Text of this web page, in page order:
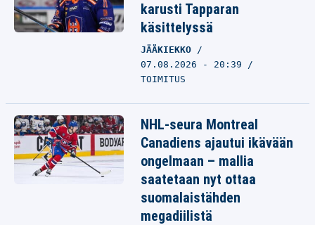
karusti Tapparan
käsittelyssä
JÄÄKIEKKO
07.08.2026 - 20:39
TOIMITUS
NHL-seura Montreal
Canadiens ajautui ikävään
ongelmaan – mallia
saatetaan nyt ottaa
suomalaistähden
megadiilistä